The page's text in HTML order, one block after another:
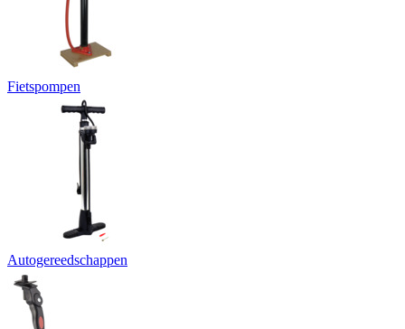
Fietspompen
Autogereedschappen